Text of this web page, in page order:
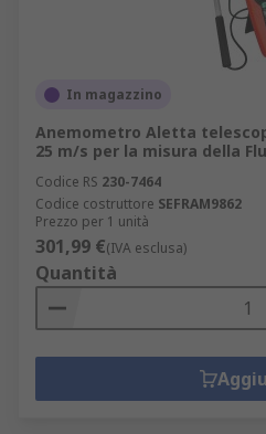
In magazzino
Anemometro Aletta
25 m/s per la misura della
Codice RS 230-7464
Codice costruttore SEFRAM9862
Prezzo per 1 unità
301,99 €(IVA esclusa)
Quantità